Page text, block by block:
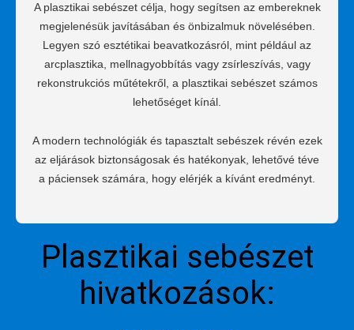
A plasztikai sebészet célja, hogy segítsen az embereknek
megjelenésük javításában és önbizalmuk növelésében.
Legyen szó esztétikai beavatkozásról, mint például az
arcplasztika, mellnagyobbítás vagy zsírleszívás, vagy
rekonstrukciós műtétekről, a plasztikai sebészet számos
lehetőséget kínál.
A modern technológiák és tapasztalt sebészek révén ezek
az eljárások biztonságosak és hatékonyak, lehetővé téve
a páciensek számára, hogy elérjék a kívánt eredményt.
Plasztikai sebészet
hivatkozások: